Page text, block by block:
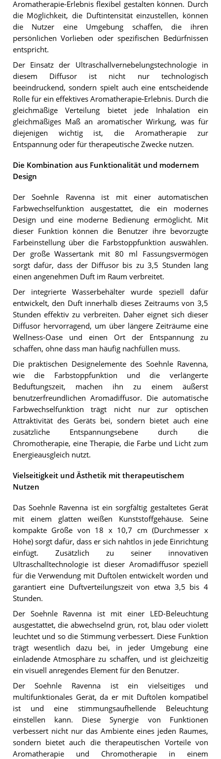
Aromatherapie-Erlebnis flexibel gestalten können. Durch
die Möglichkeit, die Duftintensität einzustellen, können
die Nutzer eine Umgebung schaffen, die ihren
persönlichen Vorlieben oder spezifischen Bedürfnissen
entspricht.
Der Einsatz der Ultraschallvernebelungstechnologie in
diesem Diffusor ist nicht nur technologisch
beeindruckend, sondern spielt auch eine entscheidende
Rolle für ein effektives Aromatherapie-Erlebnis. Durch die
gleichmäßige Verteilung bietet jede Inhalation ein
gleichmäßiges Maß an aromatischer Wirkung, was für
diejenigen wichtig ist, die Aromatherapie zur
Entspannung oder für therapeutische Zwecke nutzen.
Die Kombination aus Funktionalität und modernem
Design
Der Soehnle Ravenna ist mit einer automatischen
Farbwechselfunktion ausgestattet, die ein modernes
Design und eine moderne Bedienung ermöglicht. Mit
dieser Funktion können die Benutzer ihre bevorzugte
Farbeinstellung über die Farbstoppfunktion auswählen.
Der große Wassertank mit 80 ml Fassungsvermögen
sorgt dafür, dass der Diffusor bis zu 3,5 Stunden lang
einen angenehmen Duft im Raum verbreitet.
Der integrierte Wasserbehälter wurde speziell dafür
entwickelt, den Duft innerhalb dieses Zeitraums von 3,5
Stunden effektiv zu verbreiten. Daher eignet sich dieser
Diffusor hervorragend, um über längere Zeiträume eine
Wellness-Oase und einen Ort der Entspannung zu
schaffen, ohne dass man häufig nachfüllen muss.
Die praktischen Designelemente des Soehnle Ravenna,
wie die Farbstoppfunktion und die verlängerte
Beduftungszeit, machen ihn zu einem äußerst
benutzerfreundlichen Aromadiffusor. Die automatische
Farbwechselfunktion trägt nicht nur zur optischen
Attraktivität des Geräts bei, sondern bietet auch eine
zusätzliche Entspannungsebene durch die
Chromotherapie, eine Therapie, die Farbe und Licht zum
Energieausgleich nutzt.
Vielseitigkeit und Ästhetik mit therapeutischem
Nutzen
Das Soehnle Ravenna ist ein sorgfältig gestaltetes Gerät
mit einem glatten weißen Kunststoffgehäuse. Seine
kompakte Größe von 18 x 10,7 cm (Durchmesser x
Höhe) sorgt dafür, dass er sich nahtlos in jede Einrichtung
einfügt. Zusätzlich zu seiner innovativen
Ultraschalltechnologie ist dieser Aromadiffusor speziell
für die Verwendung mit Duftölen entwickelt worden und
garantiert eine Duftverteilungszeit von etwa 3,5 bis 4
Stunden.
Der Soehnle Ravenna ist mit einer LED-Beleuchtung
ausgestattet, die abwechselnd grün, rot, blau oder violett
leuchtet und so die Stimmung verbessert. Diese Funktion
trägt wesentlich dazu bei, in jeder Umgebung eine
einladende Atmosphäre zu schaffen, und ist gleichzeitig
ein visuell anregendes Element für den Benutzer.
Der Soehnle Ravenna ist ein vielseitiges und
multifunktionales Gerät, da er mit Duftölen kompatibel
ist und eine stimmungsaufhellende Beleuchtung
einstellen kann. Diese Synergie von Funktionen
verbessert nicht nur das Ambiente eines jeden Raumes,
sondern bietet auch die therapeutischen Vorteile von
Aromatherapie und Chromotherapie in einem